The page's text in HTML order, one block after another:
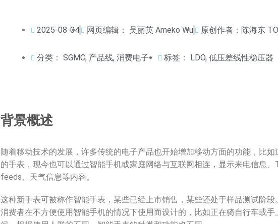
2025-08-04 网页编辑： 吴丽英 Ameko Wu 原创作者：陈海东
分类： SGMC, 产品线, 消费电子 标签： LDO, 低压差线性稳压器
背景概述
随着移动技术的发展，许多传统的电子产品也开始增加移动方面的功能，比
的手表，现今也可以通过智能手机或家庭网络与互联网相连，显示来电信息
feeds、天气信息等内容。
这种新手表可被称作智能手表，某些已经上市销售，某些还处于样品测试阶
消费者在不方便使用智能手机的情况下使用而设计的，比如正在骑自行车或手